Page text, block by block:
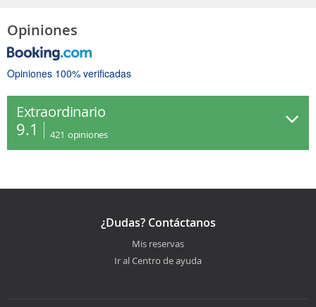
Opiniones
Opiniones 100% verificadas
Extraordinario
9.1 421 opiniones
¿Dudas? Contáctanos
Mis reservas
Ir al Centro de ayuda